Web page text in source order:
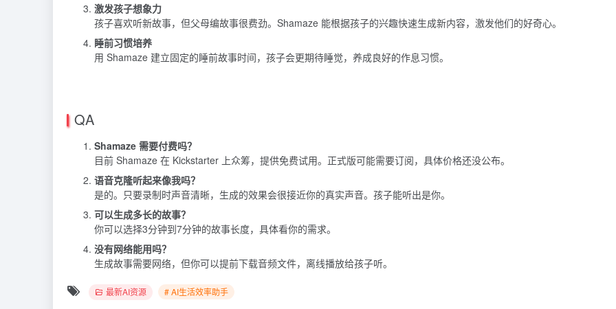
激发孩子想象力
孩子喜欢听新故事，但父母编故事很费劲。Shamaze 能根据孩子的兴趣快速生成新内容，激发他们的好奇心。
睡前习惯培养
用 Shamaze 建立固定的睡前故事时间，孩子会更期待睡觉，养成良好的作息习惯。
QA
Shamaze 需要付费吗？
目前 Shamaze 在 Kickstarter 上众筹，提供免费试用。正式版可能需要订阅，具体价格还没公布。
语音克隆听起来像我吗？
是的。只要录制时声音清晰，生成的效果会很接近你的真实声音。孩子能听出是你。
可以生成多长的故事？
你可以选择3分钟到7分钟的故事长度，具体看你的需求。
没有网络能用吗？
生成故事需要网络，但你可以提前下载音频文件，离线播放给孩子听。
最新AI资源 # AI生活效率助手